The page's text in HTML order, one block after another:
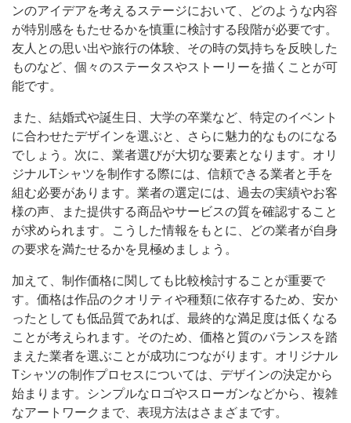
ンのアイデアを考えるステージにおいて、どのような内容
が特別感をもたせるかを慎重に検討する段階が必要です。
友人との思い出や旅行の体験、その時の気持ちを反映した
ものなど、個々のステータスやストーリーを描くことが可
能です。
また、結婚式や誕生日、大学の卒業など、特定のイベント
に合わせたデザインを選ぶと、さらに魅力的なものになる
でしょう。次に、業者選びが大切な要素となります。オリ
ジナルTシャツを制作する際には、信頼できる業者と手を
組む必要があります。業者の選定には、過去の実績やお客
様の声、また提供する商品やサービスの質を確認すること
が求められます。こうした情報をもとに、どの業者が自身
の要求を満たせるかを見極めましょう。
加えて、制作価格に関しても比較検討することが重要で
す。価格は作品のクオリティや種類に依存するため、安か
ったとしても低品質であれば、最終的な満足度は低くなる
ことが考えられます。そのため、価格と質のバランスを踏
まえた業者を選ぶことが成功につながります。オリジナル
Tシャツの制作プロセスについては、デザインの決定から
始まります。シンプルなロゴやスローガンなどから、複雑
なアートワークまで、表現方法はさまざまです。